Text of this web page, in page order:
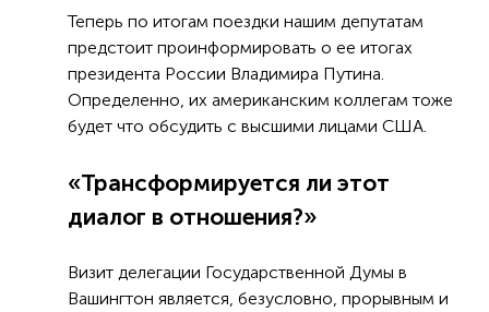
Теперь по итогам поездки нашим депутатам
предстоит проинформировать о ее итогах
президента России Владимира Путина.
Определенно, их американским коллегам тоже
будет что обсудить с высшими лицами США.
«Трансформируется ли этот
диалог в отношения?»
Визит делегации Государственной Думы в
Вашингтон является, безусловно, прорывным и